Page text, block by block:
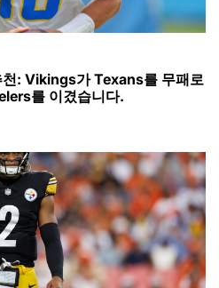
: Vikings가 Texans를 무패로
를 이겼습니다.